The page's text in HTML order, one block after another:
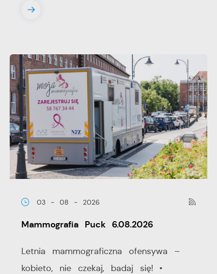
03 - 08 - 2026
Mammografia Puck 6.08.2026
Letnia mammograficzna ofensywa –
kobieto, nie czekaj, badaj się! •